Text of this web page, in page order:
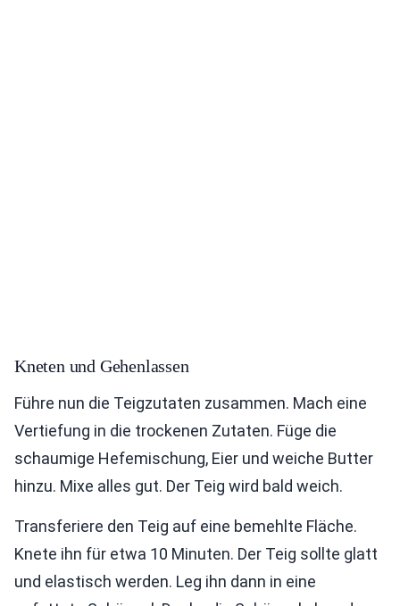
Kneten und Gehenlassen
Führe nun die Teigzutaten zusammen. Mach eine
Vertiefung in die trockenen Zutaten. Füge die
schaumige Hefemischung, Eier und weiche Butter
hinzu. Mixe alles gut. Der Teig wird bald weich.
Transferiere den Teig auf eine bemehlte Fläche.
Knete ihn für etwa 10 Minuten. Der Teig sollte glatt
und elastisch werden. Leg ihn dann in eine